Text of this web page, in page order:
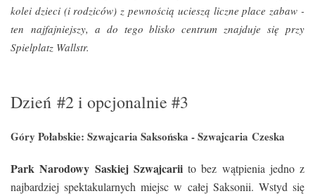
kolei dzieci (i rodziców) z pewnością ucieszą liczne place zabaw -
ten najfajniejszy, a do tego blisko centrum znajduje się przy
Spielplatz Wallstr.
Dzień #2 i opcjonalnie #3
Góry Połabskie: Szwajcaria Saksońska - Szwajcaria Czeska
Park Narodowy Saskiej Szwajcarii to bez wątpienia jedno z
najbardziej spektakularnych miejsc w całej Saksonii. Wstyd się